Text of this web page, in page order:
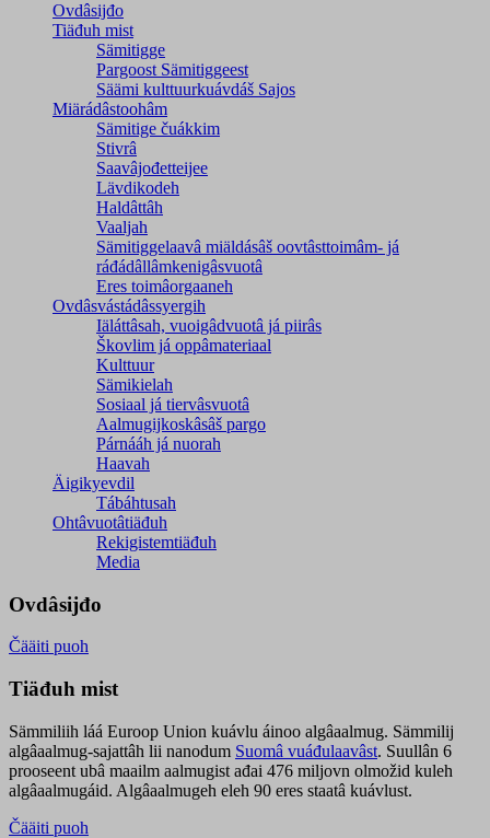
Ovdâsijđo
Tiäđuh mist
Sämitigge
Pargoost Sämitiggeest
Säämi kulttuurkuávdáš Sajos
Miärádâstoohâm
Sämitige čuákkim
Stivrâ
Saavâjođetteijee
Lävdikodeh
Haldâttâh
Vaaljah
Sämitiggelaavâ miäldásâš oovtâsttoimâm- já
ráđádâllâmkenigâsvuotâ
Eres toimâorgaaneh
Ovdâsvástádâssyergih
Iäláttâsah, vuoigâdvuotâ já piirâs
Škovlim já oppâmateriaal
Kulttuur
Sämikielah
Sosiaal já tiervâsvuotâ
Aalmugijkoskâsâš pargo
Párnááh já nuorah
Haavah
Äigikyevdil
Tábáhtusah
Ohtâvuotâtiäđuh
Rekigistemtiäđuh
Media
Ovdâsijđo
Čääiti puoh
Tiäđuh mist
Sämmiliih láá Euroop Union kuávlu áinoo algâaalmug. Sämmilij
algâaalmug-sajattâh lii nanodum Suomâ vuáđulaavâst. Suullân 6
prooseent ubâ maailm aalmugist ađai 476 miljovn olmožid kuleh
algâaalmugáid. Algâaalmugeh eleh 90 eres staatâ kuávlust.
Čääiti puoh